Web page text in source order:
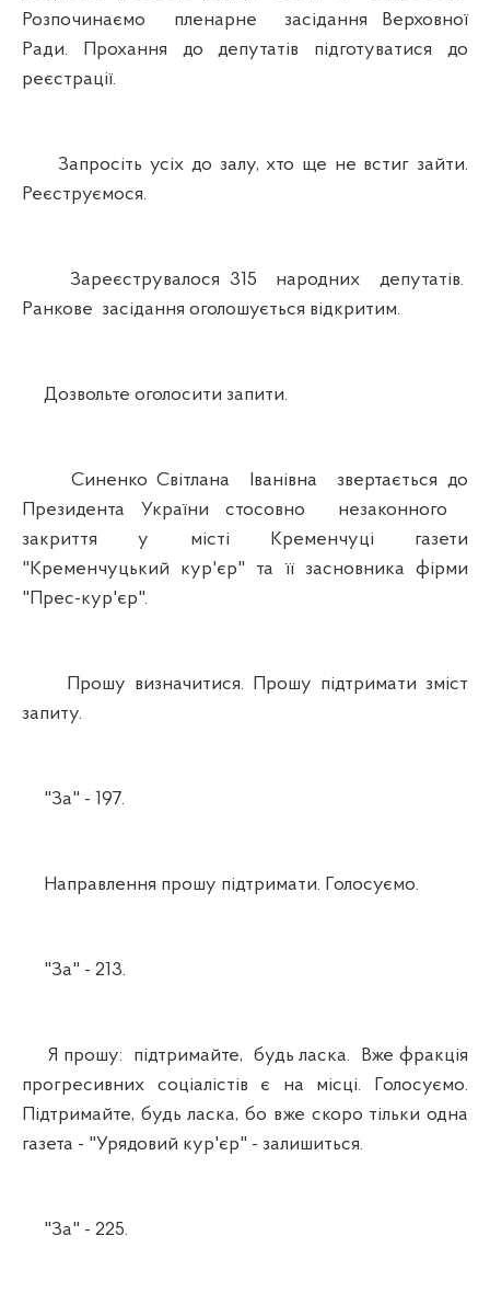
Розпочинаємо пленарне засідання Верховної
Ради. Прохання до депутатів підготуватися до
реєстрації.
Запросіть усіх до залу, хто ще не встиг зайти.
Реєструємося.
Зареєструвалося 315 народних депутатів.
Ранкове засідання оголошується відкритим.
Дозвольте оголосити запити.
Синенко Світлана Іванівна звертається до
Президента України стосовно незаконного
закриття у місті Кременчуці газети
"Кременчуцький кур'єр" та її засновника фірми
"Прес-кур'єр".
Прошу визначитися. Прошу підтримати зміст
запиту.
"За" - 197.
Направлення прошу підтримати. Голосуємо.
"За" - 213.
Я прошу: підтримайте, будь ласка. Вже фракція
прогресивних соціалістів є на місці. Голосуємо.
Підтримайте, будь ласка, бо вже скоро тільки одна
газета - "Урядовий кур'єр" - залишиться.
"За" - 225.